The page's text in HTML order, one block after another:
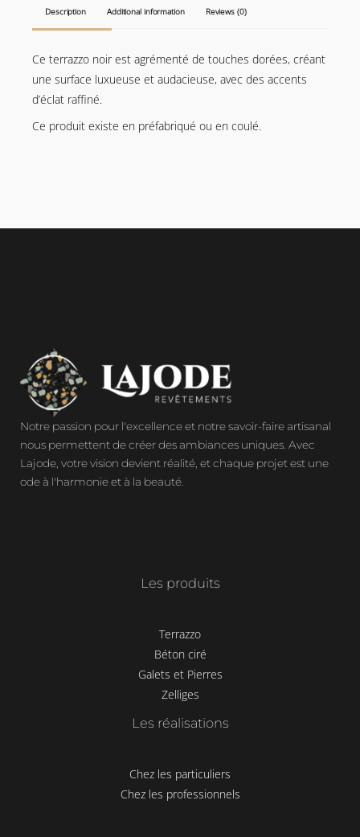
Description Additional information Reviews (0)
Ce terrazzo noir est agrémenté de touches dorées, créant
une surface luxueuse et audacieuse, avec des accents
d’éclat raffiné.
Ce produit existe en préfabriqué ou en coulé.
Notre passion pour l'excellence et notre savoir-faire artisanal
nous permettent de créer des ambiances uniques. Avec
Lajode, votre vision devient réalité, et chaque projet est une
ode à l'harmonie et à la beauté.
Les produits
Terrazzo
Béton ciré
Galets et Pierres
Zelliges
Les réalisations
Chez les particuliers
Chez les professionnels